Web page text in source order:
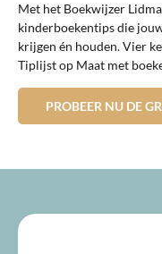
Met het Boekwijzer
kinderboekentips die
krijgen én houden. Vier
Tiplijst op Maat met
PROBEER NU DE